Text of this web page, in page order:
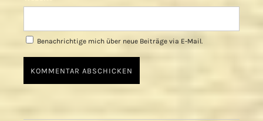
Benachrichtige mich über neue Beiträge via E-Mail.